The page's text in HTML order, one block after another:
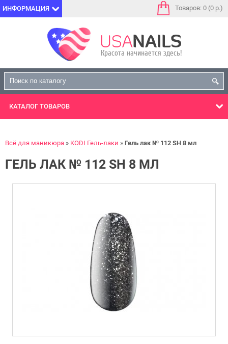
ИНФОРМАЦИЯ Товаров: 0 (0 р.)
КАТАЛОГ ТОВАРОВ
Всё для маникюра KODI Гель-лаки Гель лак № 112 SH 8 мл
ГЕЛЬ ЛАК № 112 SH 8 МЛ